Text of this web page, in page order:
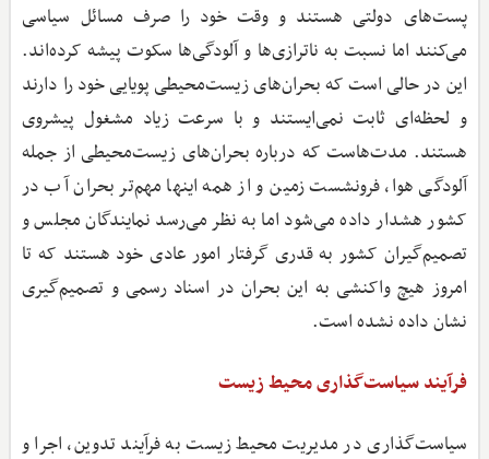
پست‌های دولتی هستند و وقت خود را صرف مسائل سیاسی
می‌کنند اما نسبت به ناترازی‌ها و آلودگی‌ها سکوت پیشه کرده‌اند.
این در حالی است که بحران‌های زیست‌محیطی پویایی خود را دارند
و لحظه‌ای ثابت نمی‌ایستند و با سرعت زیاد مشغول پیشروی
هستند. مدت‌هاست که درباره بحران‌های زیست‌محیطی از جمله
آلودگی هوا، فرونشست زمین و از همه اینها مهم‌تر بحران آب در
کشور هشدار داده می‌شود اما به نظر می‌رسد نمایندگان مجلس و
تصمیم‌گیران کشور به قدری گرفتار امور عادی خود هستند که تا
امروز هیچ واکنشی به این بحران در اسناد رسمی و تصمیم‌گیری
نشان داده نشده است.
فرآیند سیاست‌گذاری محیط ‌زیست
سیاست‌گذاری در مدیریت محیط ‌زیست به فرآیند تدوین، اجرا و